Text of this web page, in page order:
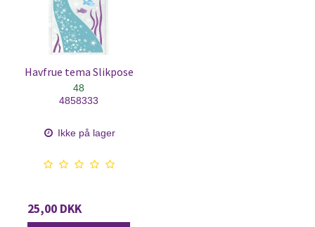
Havfrue tema Slikpose
48
4858333
Ikke på lager
25,00 DKK